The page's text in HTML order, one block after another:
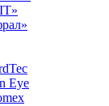
Eye